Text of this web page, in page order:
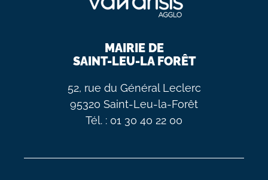
MAIRIE DE
SAINT-LEU-LA FORÊT
52, rue du Général Leclerc
95320 Saint-Leu-la-Forêt
Tél. : 01 30 40 22 00